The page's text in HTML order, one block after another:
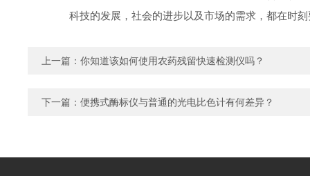
科技的发展，社会的进步以及市场的需求，都在时刻
上一篇： 你知道该如何使用农药残留快速检测仪吗？
下一篇： 便携式酶标仪与普通的光电比色计有何差异？